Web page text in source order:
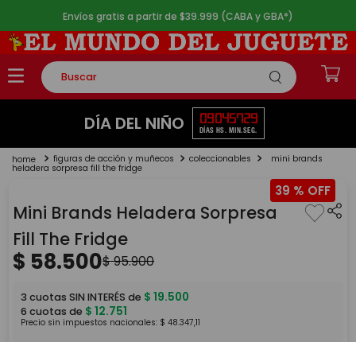
Envíos gratis a partir de $39.999 (CABA y GBA*)
Buscar
TÉRMINOS MÁS BUSCADOS
2.
lego
4.
monopatin
5 . toy story
DÍA DEL NIÑO 09
DÍAS
04
HS.
57
MIN.
29
SEG.
figuras de acción y muñecos coleccionables mini brands
heladera sorpresa fill the fridge
39 %
Mini Brands Heladera Sorpresa
Fill The Fridge
$ 58.500$95.900
3 cuotas SIN INTERÉS de $ 19.500
6 cuotas de $ 12.751
Precio sin impuestos nacionales: $ 48.347,11